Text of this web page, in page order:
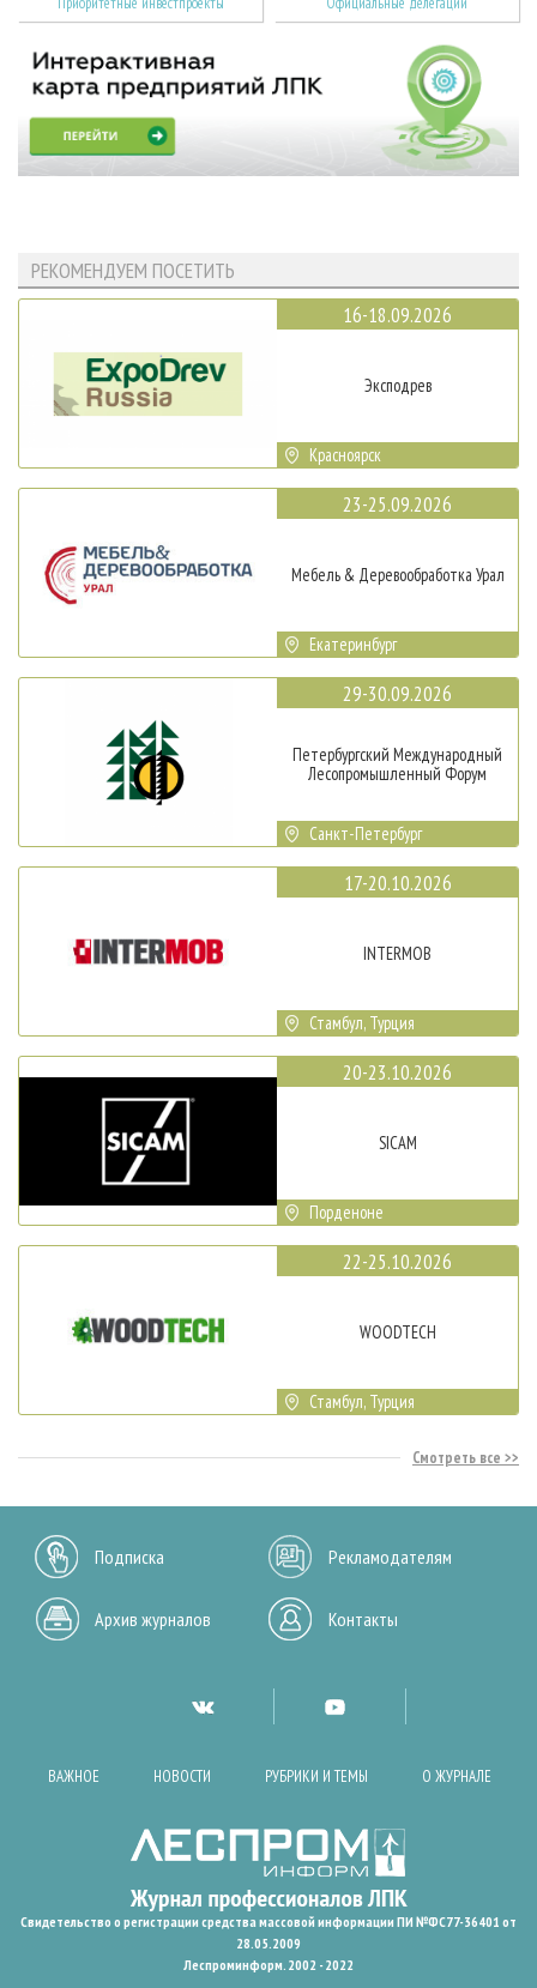
РЕКОМЕНДУЕМ ПОСЕТИТЬ
16-18.09.2026
Эксподрев
Красноярск
23-25.09.2026
Мебель & Деревообработка Урал
Екатеринбург
29-30.09.2026
Петербургский Международный
Лесопромышленный Форум
Санкт-Петербург
17-20.10.2026
INTERMOB
Стамбул, Турция
20-23.10.2026
SICAM
Порденоне
22-25.10.2026
WOODTECH
Стамбул, Турция
Смотреть все
Подписка Рекламодателям
Архив журналов Контакты
ВАЖНОЕ НОВОСТИ РУБРИКИ И ТЕМЫ О ЖУРНАЛЕ
Свидетельство о регистрации средства массовой информации ПИ №ФС77-36401 от
28.05.2009
Леспроминформ. 2002 - 2022